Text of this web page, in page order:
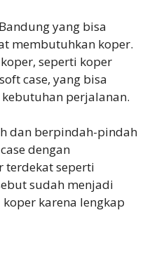
yang bisa
membutuhkan koper.
seperti koper
case, yang bisa
perjalanan.
dan berpindah-pindah
dengan
terdekat seperti
sudah menjadi
karena lengkap